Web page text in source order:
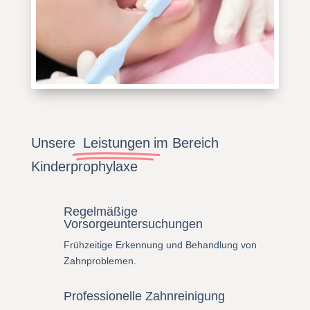
Unsere Leistungen im Bereich
Kinderprophylaxe
Regelmäßige
Vorsorgeuntersuchungen
Frühzeitige Erkennung und Behandlung von
Zahnproblemen.
Professionelle Zahnreinigung